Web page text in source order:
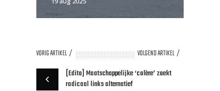
VORIG ARTIKEL
VOLGEND ARTIKEL
[Edito] Maatschappelijke ‘colère’ zoekt
radicaal links alternatief